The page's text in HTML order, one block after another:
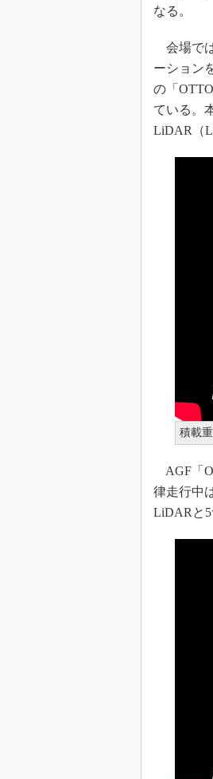
なる。
会場で
ーション
の「
ている。
LiDAR（
積載
AGF「
律走行中
LiDARと5